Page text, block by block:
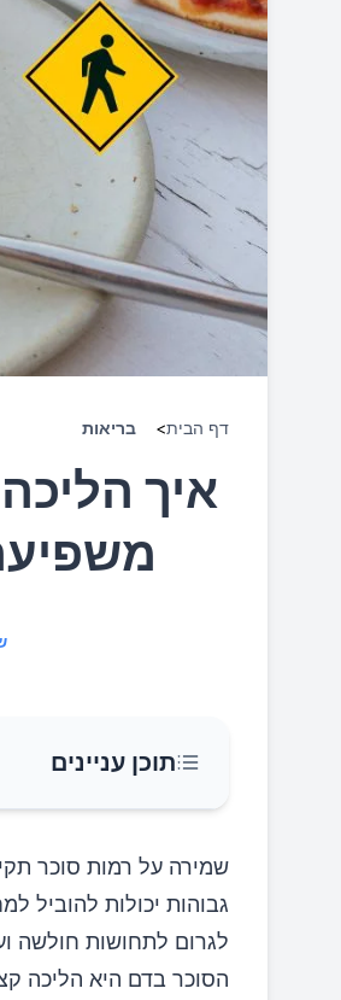
דף הבית> בריאות
תוכן עניינים
ההשפעה של הליכה
מה המחקר מצא?
שמירה על רמות סוכר
גבוהות יכולות להוביל
לגרום לתחושות חולשה
הסוכר בדם היא הליכה